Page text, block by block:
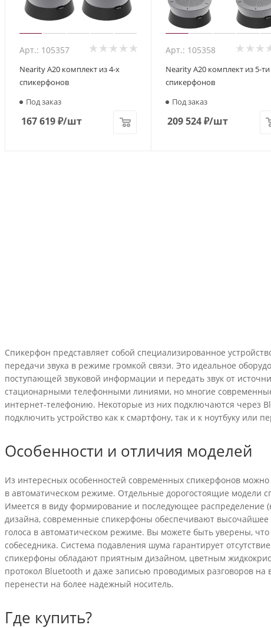
Арт.: 105357
Nearity A20 комплект из 4-х
спикерфонов
Под заказ
167 619₽/шт
Арт.: 105358
Nearity A20 комплект из 5-ти
спикерфонов
Под заказ
209 524₽/шт
Особенности и отличия моделей
Из интересных особенностей современных спикерфонов
в автоматическом режиме. Отдельные дорогостоящие модели
Имеется в виду формирование и последующее распределение
дизайна, современные спикерфоны обеспечивают высочайшее
спикерфоны обладают приятным дизайном, цветным
перенести на более надежный носитель.
Где купить?
Заказать спикерфоны для конференций по выгодным ценам и
магазинеwww.ipsolution.ru. В каталоге представлен широкий
компьютера, Bluetooth, для сотового телефона, с разъемами